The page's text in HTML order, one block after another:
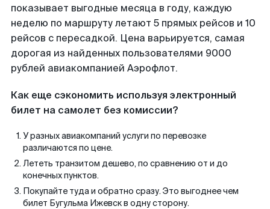
показывает выгодные месяца в году, каждую
неделю по маршруту летают 5 прямых рейсов и 10
рейсов с пересадкой. Цена варьируется, самая
дорогая из найденных пользователями 9000
рублей авиакомпанией Аэрофлот.
Как еще сэкономить используя электронный
билет на самолет без комиссии?
У разных авиакомпаний услуги по перевозке
различаются по цене.
Лететь транзитом дешево, по сравнению от и до
конечных пунктов.
Покупайте туда и обратно сразу. Это выгоднее чем
билет Бугульма Ижевск в одну сторону.